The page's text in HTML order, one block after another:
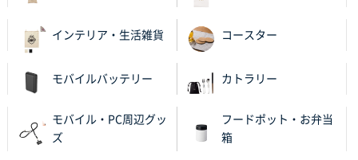
ビオトープデスクメモ100P100枚
uni ジェットストリーム 05
300枚
2025年11月21日 16:39
インテリア・生活雑貨 コースター
モバイルバッテリー カトラリー
モバイル・PC周辺グッ
ズ
フードポット・お弁当
箱